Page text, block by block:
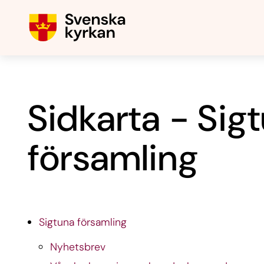
Sidkarta -
församling
Sigtuna församling
Nyhetsbrev